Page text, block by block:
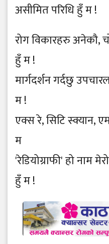
असीमित परिधि हुँ म !
रोग विकारहरु अनेकौ,
हुँ म !
मार्गदर्शन गर्दछु
म !
एक्स रे, सिटि
म
'रेडियोग्राफी' हो नाम
हुँ म !